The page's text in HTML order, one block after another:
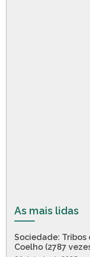
As mais lidas
Sociedade: Tribos
Coelho (2787